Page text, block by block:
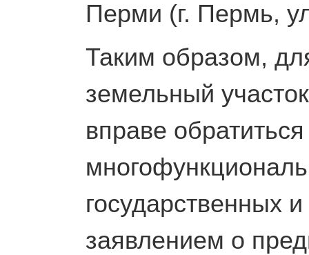
Перми (г. Пермь,
Таким образом,
земельный
вправе
государственных
заявлением о